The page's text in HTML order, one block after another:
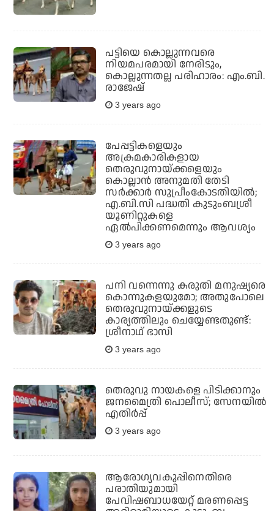
പട്ടിയെ കൊല്ലുന്നവരെ
നിയമപരമായി നേരിടും,
കൊല്ലുന്നതല്ല പരിഹാരം: എം.ബി.
രാജേഷ്
3 years ago
പേപ്പട്ടികളെയും
അക്രമകാരികളായ
തെരുവുനായ്ക്കളെയും
കൊല്ലാന്‍ അനുമതി തേടി
സര്‍ക്കാര്‍ സുപ്രീംകോടതിയില്‍;
എ.ബി.സി പദ്ധതി കുടുംബശ്രീ
യൂണിറ്റുകളെ
ഏല്‍പിക്കണമെന്നും ആവശ്യം
3 years ago
പനി വന്നെന്നു കരുതി മനുഷ്യരെ
കൊന്നുകളയുമോ; അതുപോലെ
തെരുവുനായ്ക്കളുടെ
കാര്യത്തിലും ചെയ്യേണ്ടതുണ്ട്:
ശ്രീനാഥ് ഭാസി
3 years ago
തെരുവു നായകളെ പിടിക്കാനും
ജനമൈത്രി പൊലീസ്; സേനയില്‍
എതിര്‍പ്പ്
3 years ago
ആരോഗ്യവകുപ്പിനെതിരെ
പരാതിയുമായി
പേവിഷബാധയേറ്റ് മരണപ്പെട്ട